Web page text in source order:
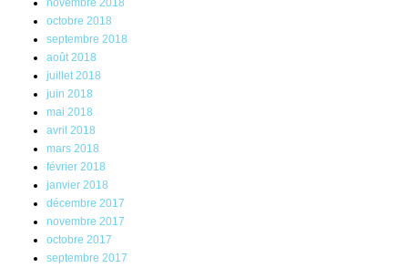
octobre 2018
septembre 2018
août 2018
juillet 2018
juin 2018
mai 2018
avril 2018
mars 2018
février 2018
janvier 2018
décembre 2017
novembre 2017
octobre 2017
septembre 2017